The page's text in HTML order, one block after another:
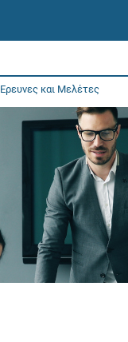
Έρευνες και Μελέτες